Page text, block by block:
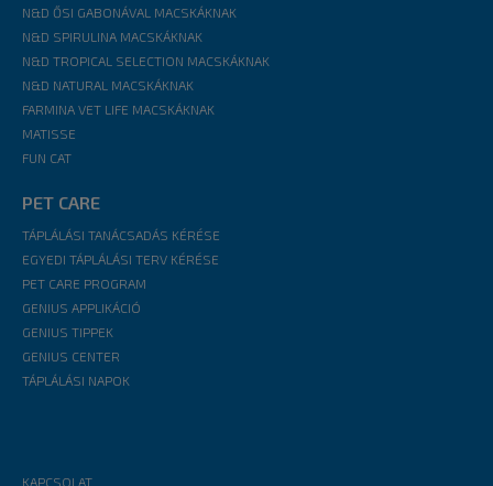
N&D ŐSI GABONÁVAL MACSKÁKNAK
N&D SPIRULINA MACSKÁKNAK
N&D TROPICAL SELECTION MACSKÁKNAK
N&D NATURAL MACSKÁKNAK
FARMINA VET LIFE MACSKÁKNAK
MATISSE
FUN CAT
PET CARE
TÁPLÁLÁSI TANÁCSADÁS KÉRÉSE
EGYEDI TÁPLÁLÁSI TERV KÉRÉSE
PET CARE PROGRAM
GENIUS APPLIKÁCIÓ
GENIUS TIPPEK
GENIUS CENTER
TÁPLÁLÁSI NAPOK
KAPCSOLAT